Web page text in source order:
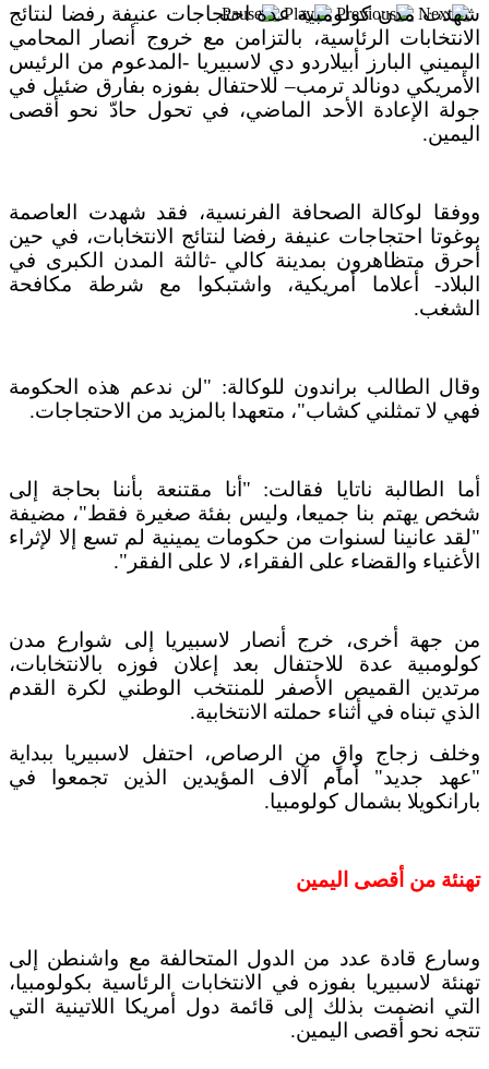
شهدت مدن كولومبية عدة احتجاجات عنيفة رفضا لنتائج
الانتخابات الرئاسية، بالتزامن مع خروج أنصار المحامي
اليميني البارز أبيلاردو دي لاسبيريا -المدعوم من الرئيس
الأمريكي دونالد ترمب– للاحتفال بفوزه بفارق ضئيل في
جولة الإعادة الأحد الماضي، في تحول حادّ نحو أقصى
اليمين.
ووفقا لوكالة الصحافة الفرنسية، فقد شهدت العاصمة
بوغوتا احتجاجات عنيفة رفضا لنتائج الانتخابات، في حين
أحرق متظاهرون بمدينة كالي -ثالثة المدن الكبرى في
البلاد- أعلاما أمريكية، واشتبكوا مع شرطة مكافحة
الشغب.
وقال الطالب براندون للوكالة: "لن ندعم هذه الحكومة
فهي لا تمثلني كشاب"، متعهدا بالمزيد من الاحتجاجات.
أما الطالبة ناتايا فقالت: "أنا مقتنعة بأننا بحاجة إلى
شخص يهتم بنا جميعا، وليس بفئة صغيرة فقط"، مضيفة
"لقد عانينا لسنوات من حكومات يمينية لم تسع إلا لإثراء
الأغنياء والقضاء على الفقراء، لا على الفقر".
من جهة أخرى، خرج أنصار لاسبيريا إلى شوارع مدن
كولومبية عدة للاحتفال بعد إعلان فوزه بالانتخابات،
مرتدين القميص الأصفر للمنتخب الوطني لكرة القدم
الذي تبناه في أثناء حملته الانتخابية.
وخلف زجاج واقٍ من الرصاص، احتفل لاسبيريا ببداية
"عهد جديد" أمام آلاف المؤيدين الذين تجمعوا في
بارانكويلا بشمال كولومبيا.
تهنئة من أقصى اليمين
وسارع قادة عدد من الدول المتحالفة مع واشنطن إلى
تهنئة لاسبيريا بفوزه في الانتخابات الرئاسية بكولومبيا،
التي انضمت بذلك إلى قائمة دول أمريكا اللاتينية التي
تتجه نحو أقصى اليمين.